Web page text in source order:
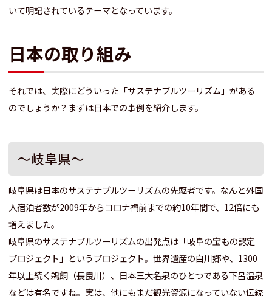
いて明記されているテーマとなっています。
日本の取り組み
それでは、実際にどういった「サステナブルツーリズム」がある
のでしょうか？ まずは日本での事例を紹介します。
～岐阜県～
岐阜県は日本のサステナブルツーリズムの先駆者です。 なんと外国
人宿泊者数が2009年からコロナ禍前までの約10年間で、12倍にも
増えました。
岐阜県のサステナブルツーリズムの出発点は「岐阜の宝もの認定
プロジェクト」というプロジェクト。世界遺産の白川郷や、1300
年以上続く鵜飼（長良川）、日本三大名泉のひとつである下呂温泉
などは有名ですね。 実は、他にもまだ観光資源になっていない伝統